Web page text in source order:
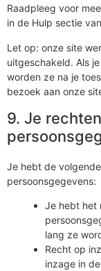
Raadpleeg voor
in de Hulp sectie
Let op: onze site
uitgeschakeld. Als
worden ze na je
bezoek aan onze
9. Je
Je hebt de
persoonsgegevens:
Je hebt het
lang ze
Recht op
inzage in